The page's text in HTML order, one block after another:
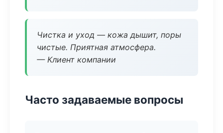
Чистка и уход — кожа дышит, поры
чистые. Приятная атмосфера.
— Клиент компании
Часто задаваемые вопросы